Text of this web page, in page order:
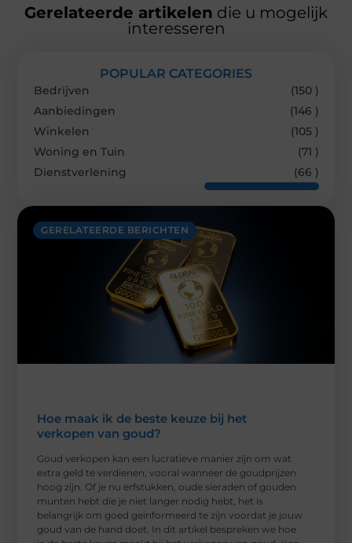
Gerelateerde artikelen die u mogelijk
interesseren
GERELATEERDE BERICHTEN
Hoe maak ik de beste keuze bij het
verkopen van goud?
Goud verkopen kan een lucratieve manier zijn om wat
extra geld te verdienen, vooral wanneer de goudprijzen
hoog zijn. Of je nu erfstukken, oude sieraden of gouden
munten hebt die je niet langer nodig hebt, het is
belangrijk om goed geïnformeerd te zijn voordat je jouw
goud van de hand doet. In dit artikel bespreken we hoe
POPULAR CATEGORIES
Bedrijven
(150 )
Aanbiedingen
(146 )
Winkelen
(105 )
Woning en Tuin
(71 )
Dienstverlening
(66 )